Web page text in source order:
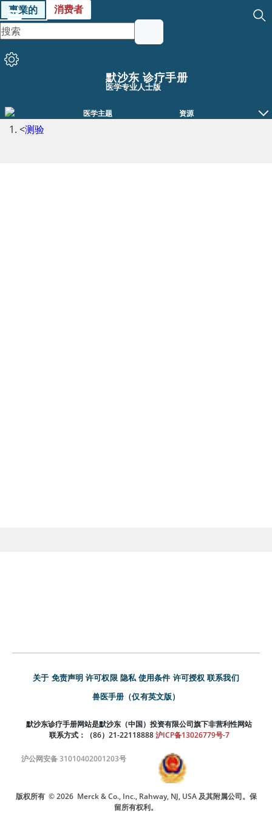
專業的 消费者
默沙东 诊疗手册
医学专业人士版
医学主题 资源
<测验
关于 免责声明 许可权限 隐私 使用条件 许可授权 联系我们
兽医手册（仅有英文版）
默沙东诊疗手册网站是默沙东（中国）投资有限公司旗下非营利性网站
联系方式：（86）21-22118888 沪ICP备13026779号-7
沪公网安备 31010402001203号
版权所有 © 2026 Merck & Co., Inc., Rahway, NJ, USA 及其附属公司。保
留所有权利。